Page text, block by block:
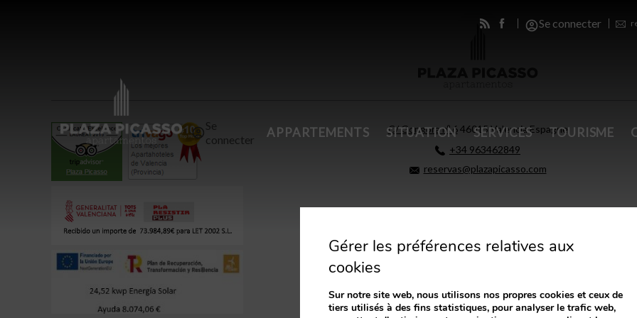
Se connecter
Se
connecter
APPARTEMENTS SITUATION SERVICES TOURISME
C/ Gongora nº 6 46015 ValenciaEspagne
+34 963462849
reservas@plazapicasso.com
Gérer les préférences relatives aux
cookies
Sur notre site web, nous utilisons nos propres cookies et ceux de
tiers utilisés à des fins statistiques, pour analyser le trafic web,